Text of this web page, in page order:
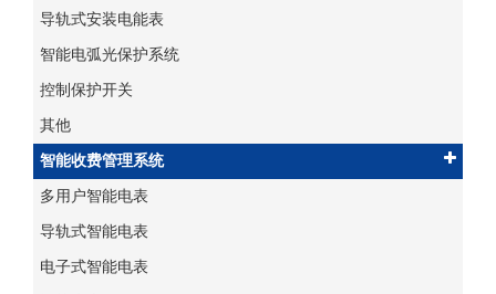
导轨式安装电能表
智能电弧光保护系统
控制保护开关
其他
智能收费管理系统
多用户智能电表
导轨式智能电表
电子式智能电表